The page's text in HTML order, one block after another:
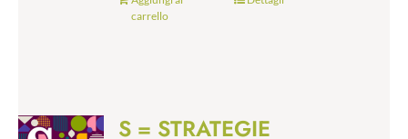
carrello
S = STRATEGIE